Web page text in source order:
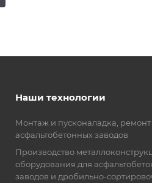
Наши технологии
Монтаж и пусконаладка, ремонт
асфальтобетонных заводов
Производство
оборудования для
заводов и дробильно-